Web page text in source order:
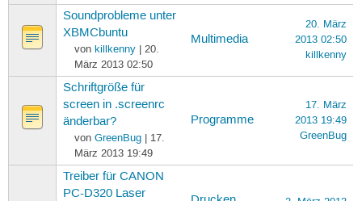
Soundprobleme unter
XBMCbuntu
von killkenny| 20.
März 2013 02:50
Multimedia
20. März
2013 02:50
killkenny
Schriftgröße für
screen in .screenrc
änderbar?
von GreenBug| 17.
März 2013 19:49
Programme
17. März
2013 19:49
GreenBug
Treiber für CANON
PC-D320 Laser